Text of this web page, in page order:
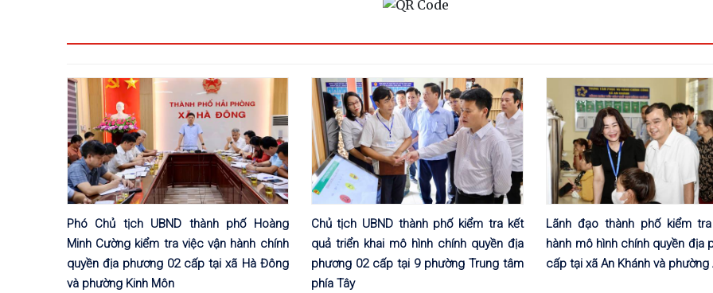
Phó Chủ tịch UBND thành phố Hoàng
Minh Cường kiểm tra việc vận hành chính
quyền địa phương 02 cấp tại xã Hà Đông
và phường Kinh Môn
Chủ tịch UBND thành phố kiểm tra kết
quả triển khai mô hình chính quyền địa
phương 02 cấp tại 9 phường Trung tâm
phía Tây
Lãnh đạo thành phố kiểm
hành mô hình chính quyền địa
cấp tại xã An Khánh và phường